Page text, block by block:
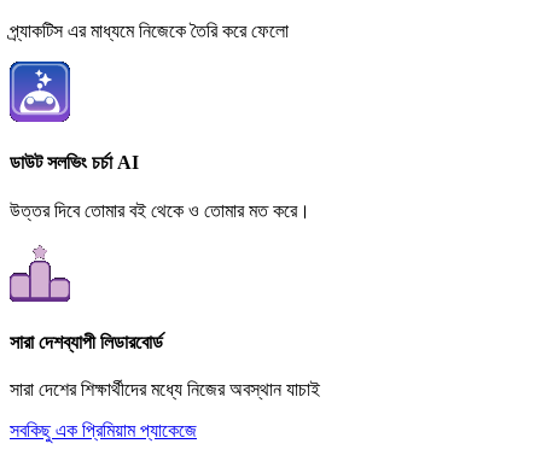
প্র্যাকটিস এর মাধ্যমে নিজেকে তৈরি করে ফেলো
ডাউট সলভিং চর্চা AI
উত্তর দিবে তোমার বই থেকে ও তোমার মত করে।
সারা দেশব্যাপী লিডারবোর্ড
সারা দেশের শিক্ষার্থীদের মধ্যে নিজের অবস্থান যাচাই
সবকিছু এক প্রিমিয়াম প্যাকেজে